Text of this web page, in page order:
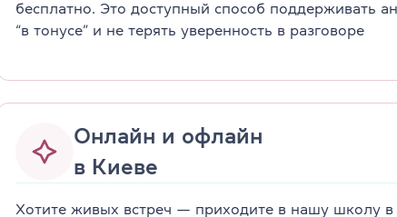
бесплатно. Это доступный способ поддерживать
“в тонусе” и не терять уверенность в разговоре
Онлайн и офлайн
в Киеве
Хотите живых встреч — приходите в нашу школу в